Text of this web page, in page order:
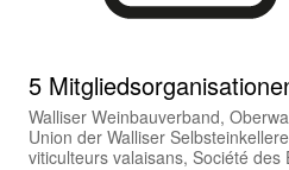
5
Walliser Weinbauverband,
Union der Walliser
viticulteurs valaisans, Société des